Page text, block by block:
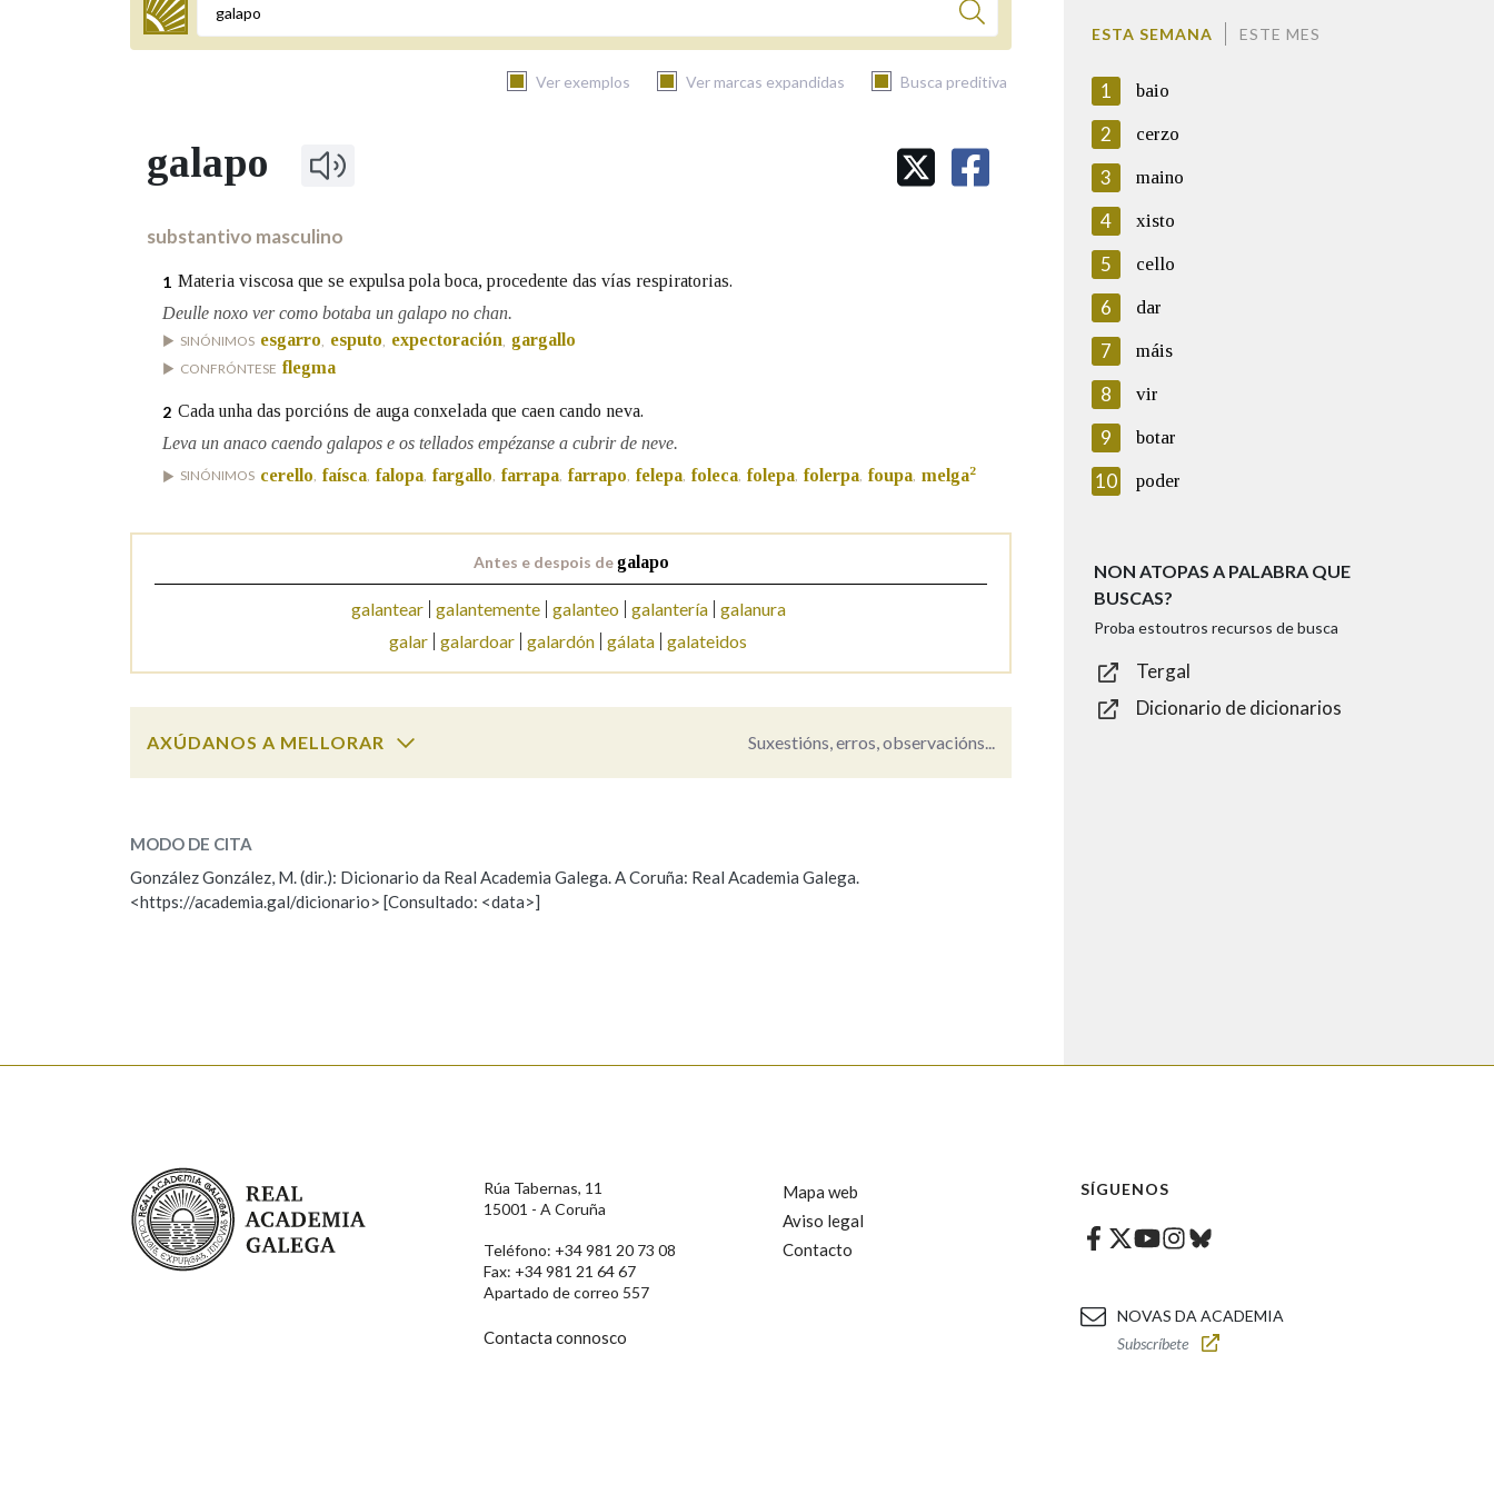
Termo a buscar
Ver exemplos Ver marcas expandidas Busca preditiva
BUSCAR NOS LEMAS
Remata por
Contén Na fraseoloxía
OUTRAS OPCIÓNS DE BUSCA
AXUDA NA BUSCA
galapo
substantivo masculino
1 Materia viscosa que se expulsa pola boca, procedente das vías respiratorias.
Deulle noxo ver como botaba un galapo no chan.
SINÓNIMOS esgarro, esputo, expectoración, gargallo
CONFRÓNTESE flegma
2 Cada unha das porcións de auga conxelada que caen cando neva.
Leva un anaco caendo galapos e os tellados empézanse a cubrir de neve.
SINÓNIMOS cerello, faísca, falopa, fargallo, farrapa, farrapo, felepa, foleca, folepa, folerpa, foupa, melga2
Antes e despois degalapo
galantear galantemente galanteo galantería
galanura
galar galardoar galardón gálata galateidos
AXÚDANOS A MELLORAR Suxestións, erros, observacións...
ESCOLLE UNHA OPCIÓN:
Observación Hai un erro na palabra Propoño mellorar a definición
Comentario
MODO DE CITA
González González, M. (dir.): Dicionario da Real Academia Galega. A Coruña: Real Academia Galega.
<https://academia.gal/dicionario> [Consultado: <data>]
ESTA SEMANA ESTE MES
1 baio
2 cerzo
3 maino
4 xisto
5 cello
6 dar
7 máis
8 vir
9 botar
10 poder
NON ATOPAS A PALABRA QUE
BUSCAS?
Proba estoutros recursos de busca
Tergal
Dicionario de dicionarios
Real Academia Galega
Rúa Tabernas, 11
15001 - A Coruña
Teléfono: +34 981 20 73 08
Fax: +34 981 21 64 67
Apartado de correo 557
Contacta connosco
Mapa web
Aviso legal
Contacto
SÍGUENOS
Facebook
Twitter
Youtube
Instagram
Bluesky
NOVAS DA ACADEMIA
Subscríbete